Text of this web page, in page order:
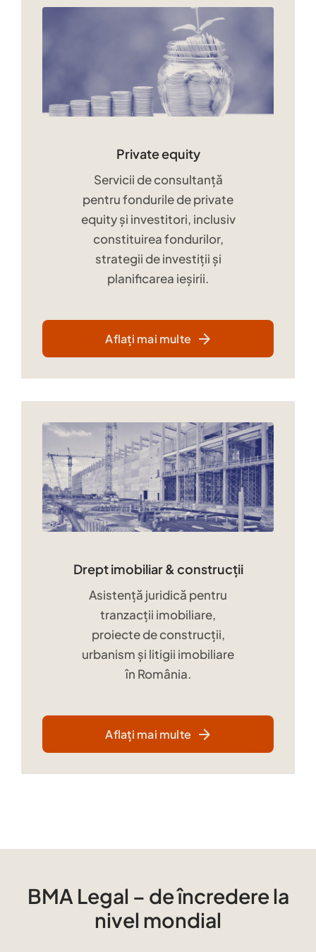
Private equity
Servicii de consultanță
pentru fondurile de private
equity și investitori, inclusiv
constituirea fondurilor,
strategii de investiții și
planificarea ieșirii.
Aflați mai multe
Drept imobiliar & construcții
Asistență juridică pentru
tranzacții imobiliare,
proiecte de construcții,
urbanism și litigii imobiliare
în România.
Aflați mai multe
BMA Legal – de încredere la
nivel mondial